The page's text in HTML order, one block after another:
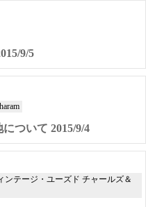
9/5
ついて 2015/9/4
ンテージ・ユーズド チャールズ＆